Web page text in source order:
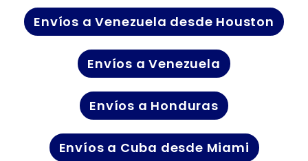
Envíos a Venezuela desde Houston
Envíos a Venezuela
Envíos a Honduras
Envíos a Cuba desde Miami